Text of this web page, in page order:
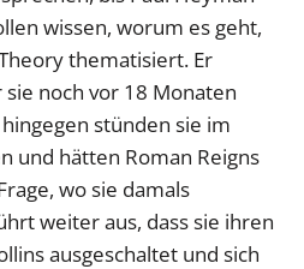
wissen, worum es geht,
thematisiert. Er
noch vor 18 Monaten
stünden sie im
und hätten Roman Reigns
wo sie damals
weiter aus, dass sie ihren
ausgeschaltet und sich